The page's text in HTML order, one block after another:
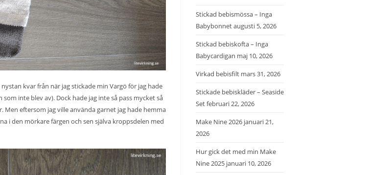
kvar från när jag stickade min Vargö för jag hade
inte blev av). Dock hade jag inte så pass mycket så
eftersom jag ville använda garnet jag hade hemma
i den mörkare färgen och sen själva kroppsdelen med
Stickad bebismössa – Inga
Babybonnetaugusti 5, 2026
Stickad bebiskofta – Inga
Babycardigan maj 10, 2026
Virkad bebisfilt mars 31, 2026
Stickade bebiskläder – Seaside
Setfebruari 22, 2026
Make Nine 2026 januari 21,
2026
Hur gick det med min Make
Nine 2025 januari 10, 2026